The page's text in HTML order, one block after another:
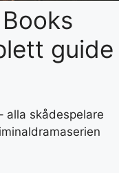
guide
alla skådespelare